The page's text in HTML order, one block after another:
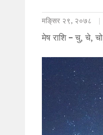
मङि्सर २९, २०७८
मेष राशि – चु, चे,